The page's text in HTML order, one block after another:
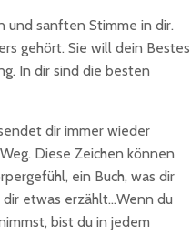
und sanften Stimme in dir.
gehört. Sie will dein Bestes
In dir sind die besten
dir immer wieder
Diese Zeichen können
ein Buch, was dir
etwas erzählt...Wenn du
bist du in jedem